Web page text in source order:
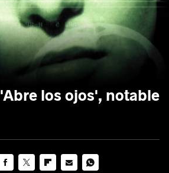
los ojos', notable